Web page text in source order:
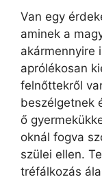
Van egy
aminek a
akármennyire
aprólékosan
felnőttekről
beszélgetnek
ő
oknál fogva
szülei ellen.
tréfálkozás